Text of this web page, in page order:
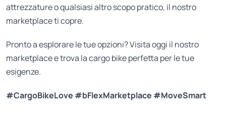
attrezzature o qualsiasi altro scopo pratico, il nostro
marketplace ti copre.
Pronto a esplorare le tue opzioni? Visita oggi il nostro
marketplace e trova la cargo bike perfetta per le tue
esigenze.
#CargoBikeLove #bFlexMarketplace #MoveSmart